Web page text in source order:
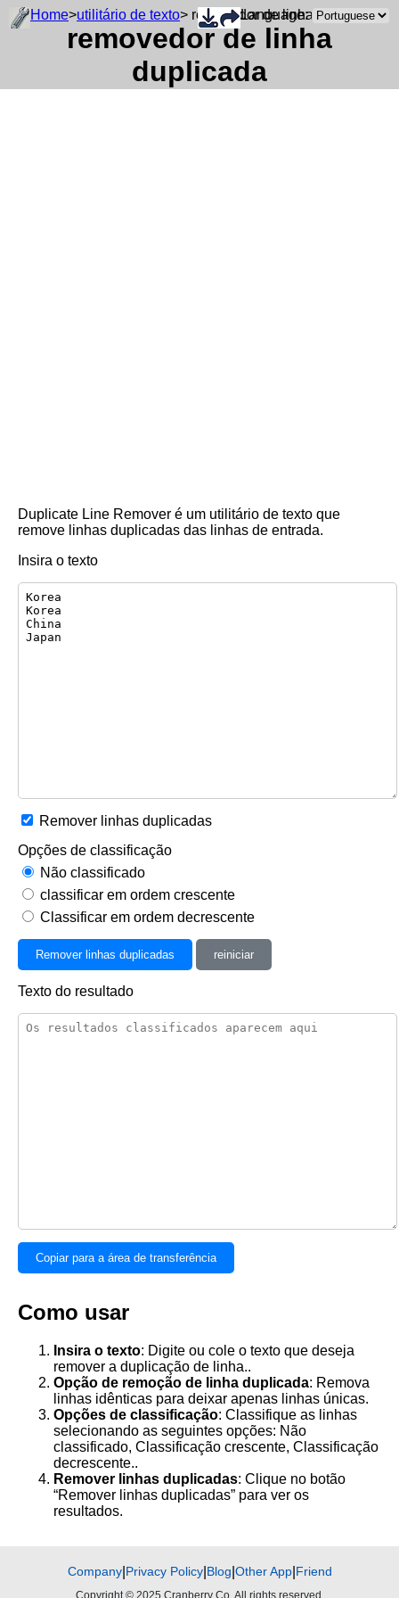
Home>utilitário de texto> removedor de linha duplicada
removedor de linha
duplicada
Language:
Duplicate Line Remover é um utilitário de texto que
remove linhas duplicadas das linhas de entrada.
Insira o texto
Remover linhas duplicadas
Opções de classificação
Não classificado
classificar em ordem crescente
Classificar em ordem decrescente
Remover linhas duplicadas reiniciar
Texto do resultado
Copiar para a área de transferência
Como usar
Insira o texto: Digite ou cole o texto que deseja
remover a duplicação de linha..
Opção de remoção de linha duplicada: Remova
linhas idênticas para deixar apenas linhas únicas.
Opções de classificação: Classifique as linhas
selecionando as seguintes opções: Não
classificado, Classificação crescente, Classificação
decrescente..
Remover linhas duplicadas: Clique no botão
“Remover linhas duplicadas” para ver os
resultados.
Company| Privacy Policy| Blog Other App| Friend
Copyright © 2025 Cranberry Co. All rights reserved.